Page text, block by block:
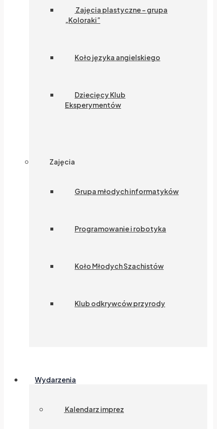
Zajęcia plastyczne – grupa
„Koloraki”
Koło języka angielskiego
Dziecięcy Klub
Eksperymentów
Zajęcia
Grupa młodych informatyków
Programowanie i robotyka
Koło Młodych Szachistów
Klub odkrywców przyrody
Wydarzenia
Kalendarz imprez